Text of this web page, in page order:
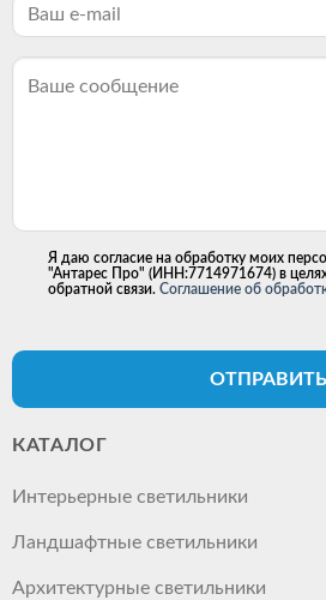
Я даю согласие на обработку моих
"Антарес Про" (ИНН:7714971674) в целях
обратной связи. Соглашение об
ОТПРАВИТЬ
КАТАЛОГ
Интерьерные светильники
Ландшафтные светильники
Архитектурные светильники